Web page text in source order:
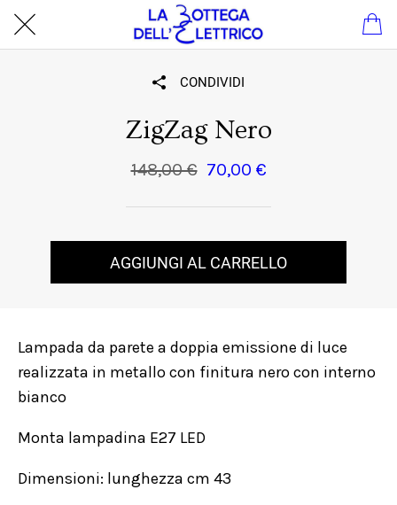
CONDIVIDI
ZigZag Nero
148,00 € 70,00 €
AGGIUNGI AL CARRELLO
Lampada da parete a doppia emissione di luce
realizzata in metallo con finitura nero con interno
bianco
Monta lampadina E27 LED
Dimensioni: lunghezza cm 43